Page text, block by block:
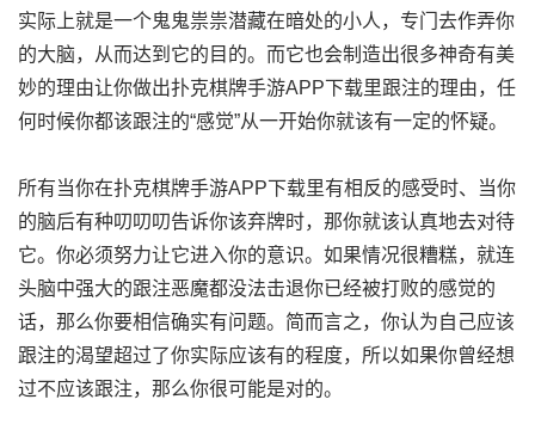
实际上就是一个鬼鬼祟祟潜藏在暗处的小人，专门去作弄你
的大脑，从而达到它的目的。而它也会制造出很多神奇有美
妙的理由让你做出扑克棋牌手游APP下载里跟注的理由，任
何时候你都该跟注的“感觉”从一开始你就该有一定的怀疑。
所有当你在扑克棋牌手游APP下载里有相反的感受时、当你
的脑后有种叨叨叨告诉你该弃牌时，那你就该认真地去对待
它。你必须努力让它进入你的意识。如果情况很糟糕，就连
头脑中强大的跟注恶魔都没法击退你已经被打败的感觉的
话，那么你要相信确实有问题。简而言之，你认为自己应该
跟注的渴望超过了你实际应该有的程度，所以如果你曾经想
过不应该跟注，那么你很可能是对的。